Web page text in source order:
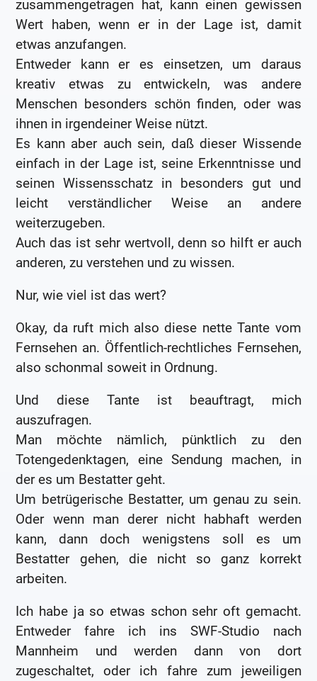
zusammengetragen hat, kann einen gewissen
Wert haben, wenn er in der Lage ist, damit
etwas anzufangen.
Entweder kann er es einsetzen, um daraus
kreativ etwas zu entwickeln, was andere
Menschen besonders schön finden, oder was
ihnen in irgendeiner Weise nützt.
Es kann aber auch sein, daß dieser Wissende
einfach in der Lage ist, seine Erkenntnisse und
seinen Wissensschatz in besonders gut und
leicht verständlicher Weise an andere
weiterzugeben.
Auch das ist sehr wertvoll, denn so hilft er auch
anderen, zu verstehen und zu wissen.
Nur, wie viel ist das wert?
Okay, da ruft mich also diese nette Tante vom
Fernsehen an. Öffentlich-rechtliches Fernsehen,
also schonmal soweit in Ordnung.
Und diese Tante ist beauftragt, mich
auszufragen.
Man möchte nämlich, pünktlich zu den
Totengedenktagen, eine Sendung machen, in
der es um Bestatter geht.
Um betrügerische Bestatter, um genau zu sein.
Oder wenn man derer nicht habhaft werden
kann, dann doch wenigstens soll es um
Bestatter gehen, die nicht so ganz korrekt
arbeiten.
Ich habe ja so etwas schon sehr oft gemacht.
Entweder fahre ich ins SWF-Studio nach
Mannheim und werden dann von dort
zugeschaltet, oder ich fahre zum jeweiligen